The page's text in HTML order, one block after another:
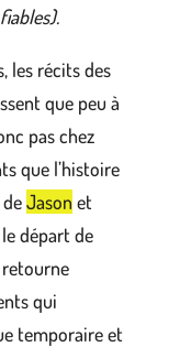
les récits des
que peu à
pas chez
que l’histoire
Jason et
départ de
retourne
qui
temporaire et